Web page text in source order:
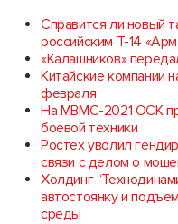
Справится ли новый
российским Т-14
«Калашников»
Китайские компании
февраля
На МВМС-2021 ОСК
боевой техники
Ростех уволил
связи с делом о
Холдинг
автостоянку и
среды